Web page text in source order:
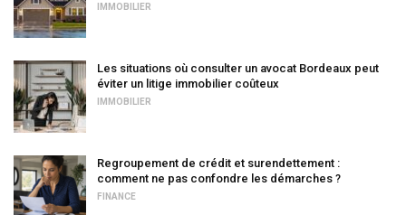
IMMOBILIER
Les situations où consulter un avocat Bordeaux peut
éviter un litige immobilier coûteux
IMMOBILIER
Regroupement de crédit et surendettement :
comment ne pas confondre les démarches ?
FINANCE